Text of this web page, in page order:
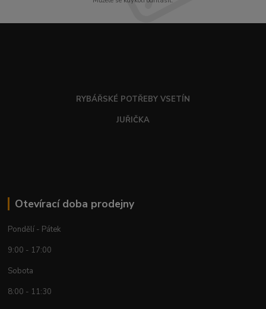
RYBÁŘSKÉ POTŘEBY VSETÍN
JUŘIČKA
Otevírací doba prodejny
Pondělí - Pátek
9:00 - 17:00
Sobota
8:00 - 11:30